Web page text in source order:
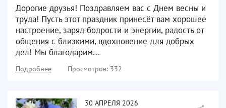
Дорогие друзья! Поздравляем вас с Днем весны и
труда! Пусть этот праздник принесёт вам хорошее
настроение, заряд бодрости и энергии, радость от
общения с близкими, вдохновение для добрых
дел! Мы благодарим...
Подробнее Просмотров: 332
30 АПРЕЛЯ 2026